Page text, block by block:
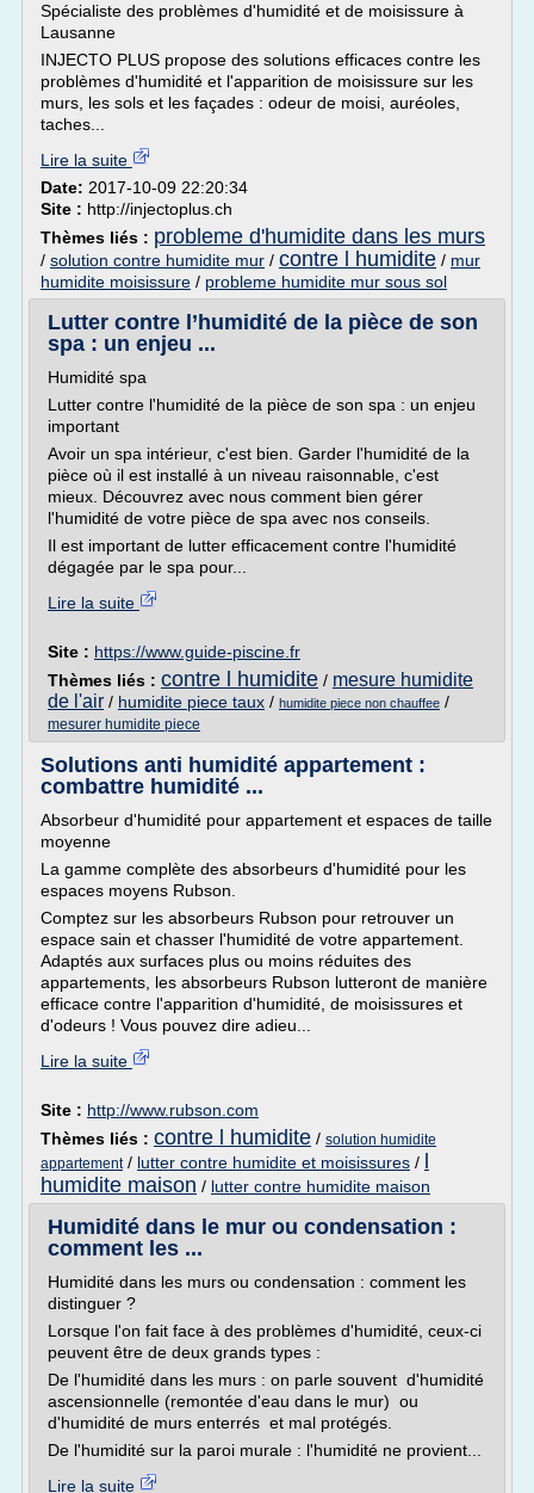
Spécialiste des problèmes d'humidité et de moisissure à
Lausanne
INJECTO PLUS propose des solutions efficaces contre les
problèmes d'humidité et l'apparition de moisissure sur les
murs, les sols et les façades : odeur de moisi, auréoles,
taches...
Lire la suite
Date: 2017-10-09 22:20:34
Site : http://injectoplus.ch
Thèmes liés : probleme d'humidite dans les murs
/ solution contre humidite mur / contre l humidite / mur
humidite moisissure / probleme humidite mur sous sol
Lutter contre l’humidité de la pièce de son
spa : un enjeu ...
Humidité spa
Lutter contre l'humidité de la pièce de son spa : un enjeu
important
Avoir un spa intérieur, c'est bien. Garder l'humidité de la
pièce où il est installé à un niveau raisonnable, c'est
mieux. Découvrez avec nous comment bien gérer
l'humidité de votre pièce de spa avec nos conseils.
Il est important de lutter efficacement contre l'humidité
dégagée par le spa pour...
Lire la suite
Site : https://www.guide-piscine.fr
Thèmes liés : contre l humidite / mesure humidite
de l'air / humidite piece taux / humidite piece non chauffee /
mesurer humidite piece
Solutions anti humidité appartement :
combattre humidité ...
Absorbeur d'humidité pour appartement et espaces de taille
moyenne
La gamme complète des absorbeurs d'humidité pour les
espaces moyens Rubson.
Comptez sur les absorbeurs Rubson pour retrouver un
espace sain et chasser l'humidité de votre appartement.
Adaptés aux surfaces plus ou moins réduites des
appartements, les absorbeurs Rubson lutteront de manière
efficace contre l'apparition d'humidité, de moisissures et
d'odeurs ! Vous pouvez dire adieu...
Lire la suite
Site : http://www.rubson.com
Thèmes liés : contre l humidite / solution humidite
appartement/ lutter contre humidite et moisissures /
humidite maison / lutter contre humidite maison
Humidité dans le mur ou condensation :
comment les ...
Humidité dans les murs ou condensation : comment les
distinguer ?
Lorsque l'on fait face à des problèmes d'humidité, ceux-ci
peuvent être de deux grands types :
De l'humidité dans les murs : on parle souvent d'humidité
ascensionnelle (remontée d'eau dans le mur) ou
d'humidité de murs enterrés et mal protégés.
De l'humidité sur la paroi murale : l'humidité ne provient...
Lire la suite